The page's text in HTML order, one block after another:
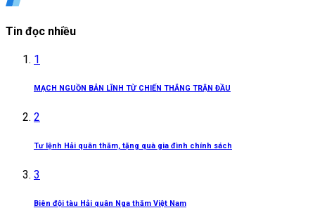
Tin đọc nhiều
1
MẠCH NGUỒN BẢN LĨNH TỪ CHIẾN THẮNG TRẬN ĐẦU
2
Tư lệnh Hải quân thăm, tặng quà gia đình chính sách
3
Biên đội tàu Hải quân Nga thăm Việt Nam